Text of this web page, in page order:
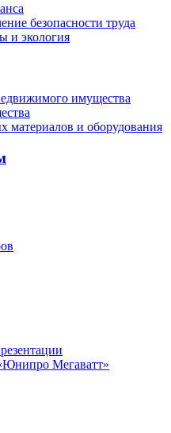
безопасности труда
и экология
имущества
материалов и оборудования
Мегаватт»